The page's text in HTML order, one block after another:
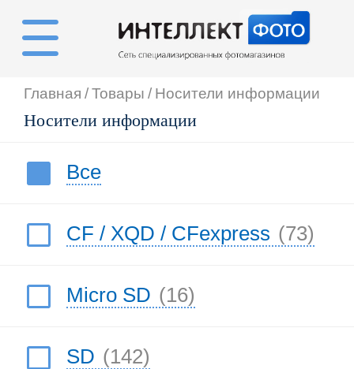
Главная /Товары / Носители информации
Носители информации
Все
CF / XQD / CFexpress (73)
Micro SD (16)
SD (142)